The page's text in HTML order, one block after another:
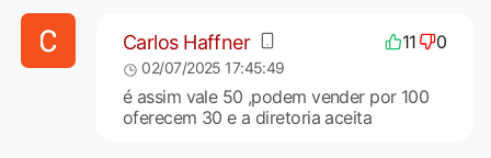
Carlos Haffner 11 0
02/07/2025 17:45:49
é assim vale 50 ,podem vender por 100
oferecem 30 e a diretoria aceita